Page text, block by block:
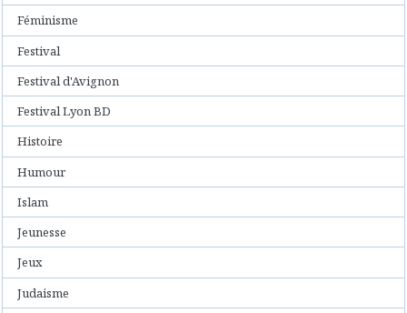
Féminisme
Festival
Festival d'Avignon
Festival Lyon BD
Histoire
Humour
Islam
Jeunesse
Jeux
Judaisme